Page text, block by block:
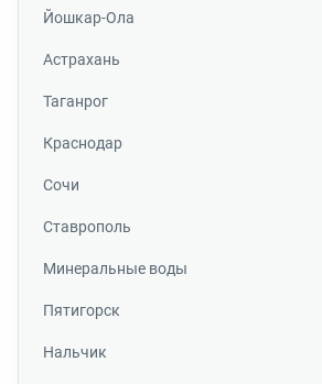
Йошкар-Ола
Астрахань
Таганрог
Краснодар
Сочи
Ставрополь
Минеральные воды
Пятигорск
Нальчик